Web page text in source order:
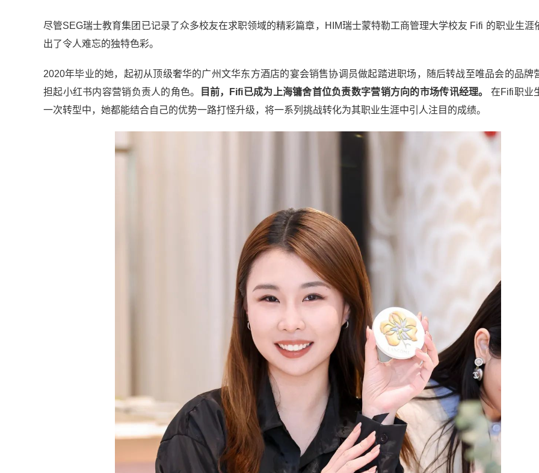
尽管SEG瑞士教育集团已记录了众多校友在求职领域的精彩篇章，HIM瑞士蒙特勒工商管理大学校友 Fifi 的职业生涯
出了令人难忘的独特色彩。
2020年毕业的她，起初从顶级奢华的广州文华东方酒店的宴会销售协调员做起踏进职场，随后转战至唯品会的品牌
担起小红书内容营销负责人的角色。
目前，Fifi已成为上海镛舍首位负责数字营销方向的市场传讯经理。
在Fifi职业
一次转型中，她都能结合自己的优势一路打怪升级，将一系列挑战转化为其职业生涯中引人注目的成绩。